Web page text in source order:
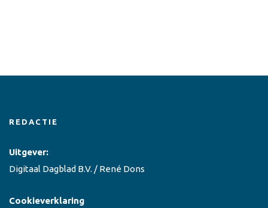
REDACTIE
Uitgever:
Digitaal Dagblad B.V. / René Dons
Cookieverklaring